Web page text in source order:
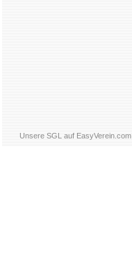
Unsere SGL auf EasyVerein.com